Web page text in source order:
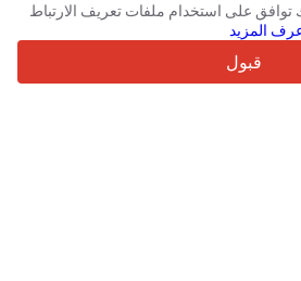
توافق على استخدام ملفات تعريف الارتباط
المزيد
قبول